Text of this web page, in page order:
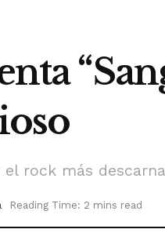
rock más
Reading Time: 2 mins read